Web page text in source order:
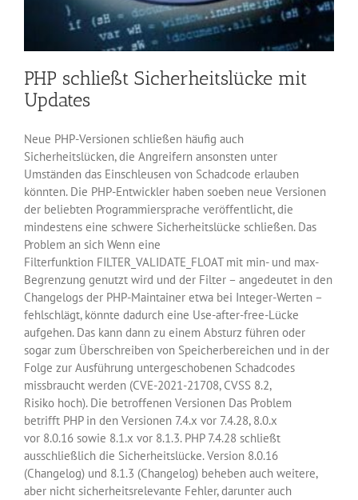
PHP schließt Sicherheitslücke mit
Updates
Neue PHP-Versionen schließen häufig auch
Sicherheitslücken, die Angreifern ansonsten unter
Umständen das Einschleusen von Schadcode erlauben
könnten. Die PHP-Entwickler haben soeben neue Versionen
der beliebten Programmiersprache veröffentlicht, die
mindestens eine schwere Sicherheitslücke schließen. Das
Problem an sich Wenn eine
Filterfunktion FILTER_VALIDATE_FLOAT mit min- und max-
Begrenzung genutzt wird und der Filter – angedeutet in den
Changelogs der PHP-Maintainer etwa bei Integer-Werten –
fehlschlägt, könnte dadurch eine Use-after-free-Lücke
aufgehen. Das kann dann zu einem Absturz führen oder
sogar zum Überschreiben von Speicherbereichen und in der
Folge zur Ausführung untergeschobenen Schadcodes
missbraucht werden (CVE-2021-21708, CVSS 8.2,
Risiko hoch). Die betroffenen Versionen Das Problem
betrifft PHP in den Versionen 7.4.x vor 7.4.28, 8.0.x
vor 8.0.16 sowie 8.1.x vor 8.1.3. PHP 7.4.28 schließt
ausschließlich die Sicherheitslücke. Version 8.0.16
(Changelog) und 8.1.3 (Changelog) beheben auch weitere,
aber nicht sicherheitsrelevante Fehler, darunter auch